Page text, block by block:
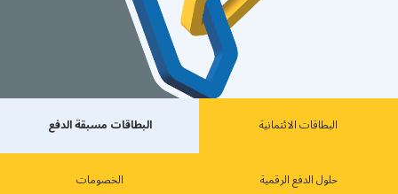
ﺍﻟﺒﻄﺎﻗﺎﺕ ﺍﻻﺋﺘﻤﺎﻧﻴﺔ ﺍﻟﺒﻄﺎﻗﺎﺕ ﻣﺴﺒﻘﺔ ﺍﻟﺪﻓﻊ
حلول الدفع الرقمية الخصومات